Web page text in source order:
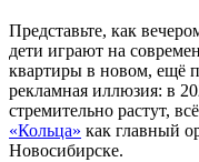
Представьте, как
дети играют на
квартиры в новом, ещё
рекламная иллюзия: в
стремительно растут,
«Кольца» как главный
Новосибирске.